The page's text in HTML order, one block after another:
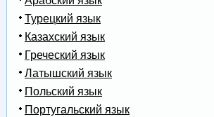
Турецкий язык
Казахский язык
Греческий язык
Латышский язык
Польский язык
Португальский язык